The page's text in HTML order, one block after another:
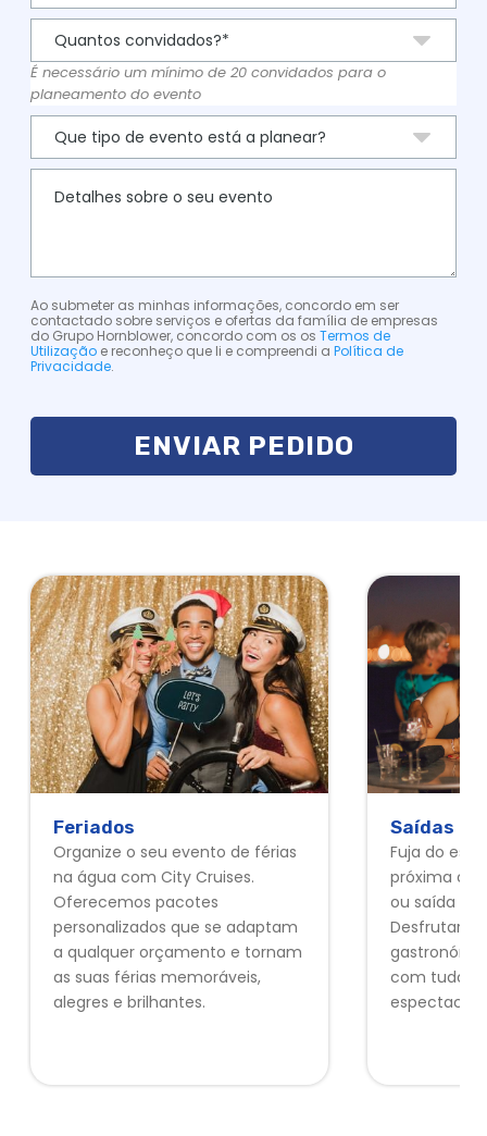
É necessário um mínimo de 20 convidados para o
planeamento do evento
Ao submeter as minhas informações, concordo em ser
contactado sobre serviços e ofertas da família de empresas
do Grupo Hornblower, concordo com os os Termos de
Utilização e reconheço que li e compreendi a Política de
Privacidade.
Feriados
Organize o seu evento de férias
na água com City Cruises.
Oferecemos pacotes
personalizados que se adaptam
a qualquer orçamento e tornam
as suas férias memoráveis,
alegres e brilhantes.
Saídas de
Fuja do
próxima
ou saída de
Desfrutará
com tudo